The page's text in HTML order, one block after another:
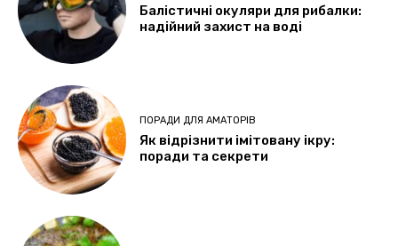
Балістичні окуляри для рибалки:
надійний захист на воді
ПОРАДИ ДЛЯ АМАТОРІВ
Як відрізнити імітовану ікру:
поради та секрети